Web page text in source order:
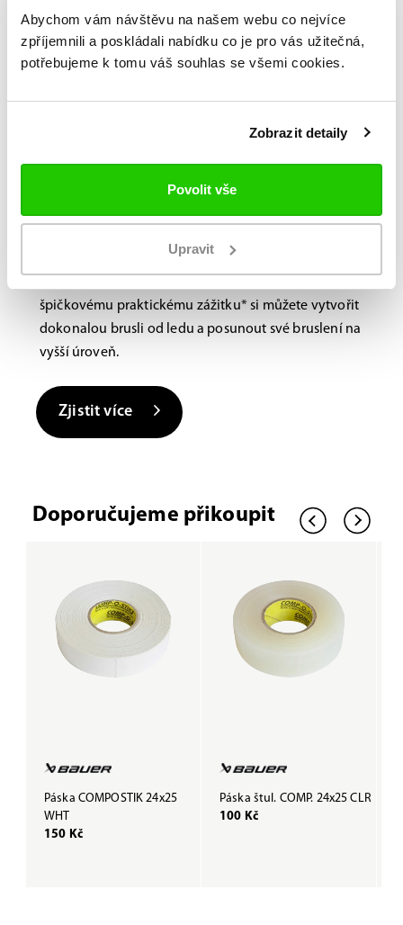
Abychom vám návštěvu na našem webu co nejvíce
zpříjemnili a poskládali nabídku co je pro vás užitečná,
potřebujeme k tomu váš souhlas se všemi cookies.
Zobrazit detaily
Povolit vše
Upravit
Bauer FITLAB
Navštivte nás na
Laboratoř BAUER FitLab, navržená s důrazem na
vašich nohou a doporučuje různé výkonnostní
špičkovému praktickému zážitku* si můžete vytvořit
dokonalou brusli od ledu a posunout své bruslení na
vyšší úroveň.
Zjistit více
Doporučujeme přikoupit
Páska COMPOSTIK 24x25
WHT
150 Kč
Páska štul. COMP. 24x25 CLR
100 Kč